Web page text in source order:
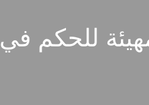
للحكم في